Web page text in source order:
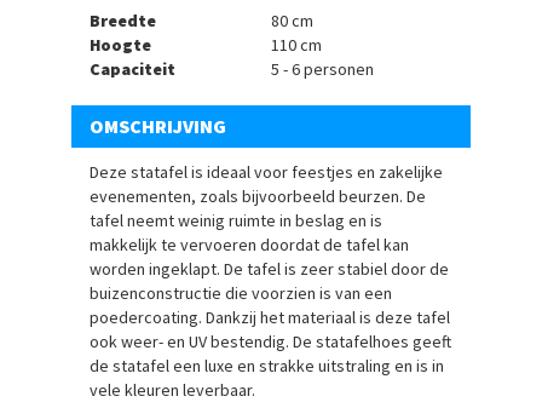
Breedte
80 cm
Hoogte
110 cm
Capaciteit
5 - 6 personen
OMSCHRIJVING
Deze statafel is ideaal voor feestjes en zakelijke
evenementen, zoals bijvoorbeeld beurzen. De
tafel neemt weinig ruimte in beslag en is
makkelijk te vervoeren doordat de tafel kan
worden ingeklapt. De tafel is zeer stabiel door de
buizenconstructie die voorzien is van een
poedercoating. Dankzij het materiaal is deze tafel
ook weer- en UV bestendig. De statafelhoes geeft
de statafel een luxe en strakke uitstraling en is in
vele kleuren leverbaar.